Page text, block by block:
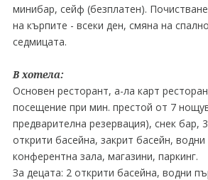
минибар, сейф (безплатен).
на кърпите - всеки ден, смяна на
седмицата.
В хотела:
Основен ресторант, а-ла карт
посещение при мин. престой от 7
предварителна резервация), снек бар,
открити басейна, закрит басейн,
конферентна зала, магазини, паркинг.
За децата: 2 открити басейна, водни